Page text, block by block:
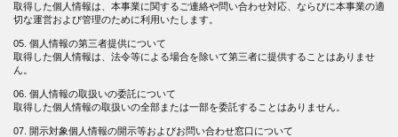
取得した個人情報は、本事業に関するご連絡や問い合わせ対応、ならびに本事業の適
切な運営および管理のために利用いたします。
05. 個人情報の第三者提供について
取得した個人情報は、法令等による場合を除いて第三者に提供することはありませ
ん。
06. 個人情報の取扱いの委託について
取得した個人情報の取扱いの全部または一部を委託することはありません。
07. 開示対象個人情報の開示等およびお問い合わせ窓口について